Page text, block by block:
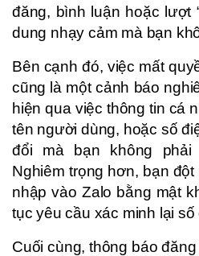
đăng, bình luận hoặc lượt
dung nhạy cảm mà bạn
Bên cạnh đó, việc mất
cũng là một cảnh báo
hiện qua việc thông tin cá
tên người dùng, hoặc số
đổi mà bạn không
Nghiêm trọng hơn, bạn
nhập vào Zalo bằng mật
tục yêu cầu xác minh lại số
Cuối cùng, thông báo